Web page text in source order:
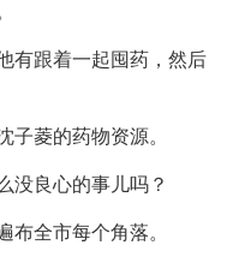
有跟着一起囤药，然后
子菱的药物资源。
没良心的事儿吗？
布全市每个角落。